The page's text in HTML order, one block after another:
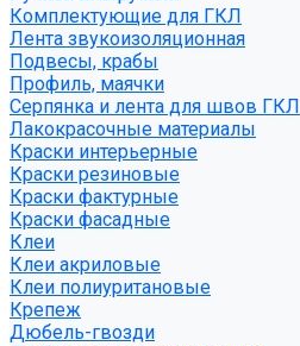
Комплектующие для ГКЛ
Лента звукоизоляционная
Подвесы, крабы
Профиль, маячки
Серпянка и лента для швов ГКЛ
Лакокрасочные материалы
Краски интерьерные
Краски резиновые
Краски фактурные
Краски фасадные
Клеи
Клеи акриловые
Клеи полиуритановые
Крепеж
Дюбель-гвозди